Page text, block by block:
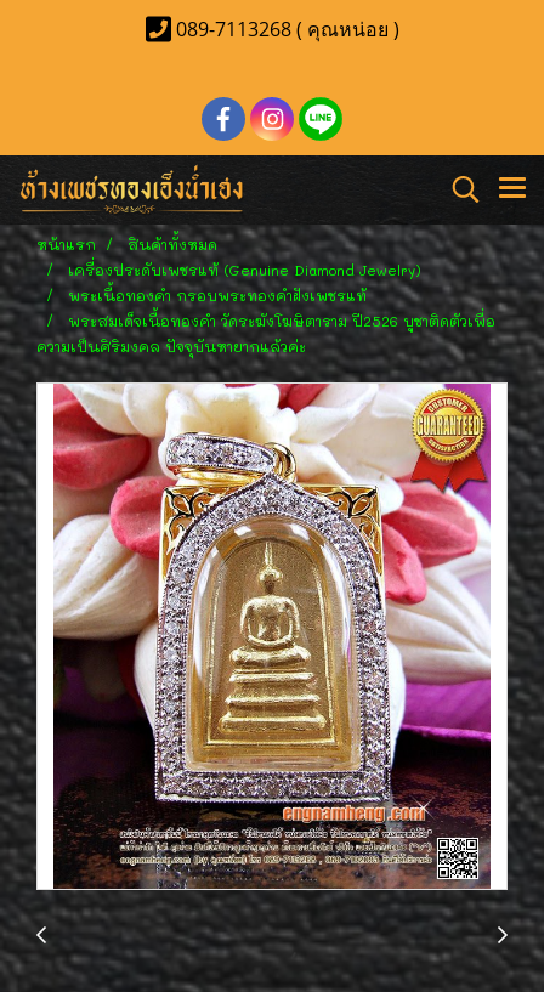
089-7113268 ( คุณหน่อย )
หน้าแรก
สินค้าทั้งหมด
เครื่องประดับเพชรแท้ (Genuine Diamond Jewelry)
พระเนื้อทองคำ กรอบพระทองคำฝังเพชรแท้
พระสมเด็จเนื้อทองคำ วัดระฆังโฆษิตาราม ปี2526 บูชาติดตัวเพื่อ
ความเป็นศิริมงคล ปัจจุบันหายากแล้วค่ะ